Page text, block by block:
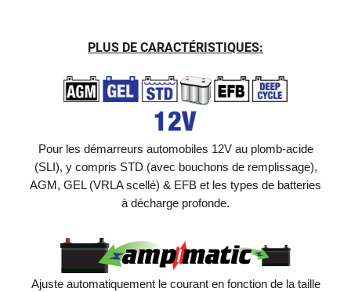
PLUS DE CARACTÉRISTIQUES:
Pour les démarreurs automobiles 12V au plomb-acide
(SLI), y compris STD (avec bouchons de remplissage),
AGM, GEL (VRLA scellé) & EFB et les types de batteries
à décharge profonde.
Ajuste automatiquement le courant en fonction de la taille